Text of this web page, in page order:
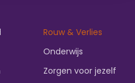
Rouw & Verlies
Onderwijs
Zorgen voor jezelf